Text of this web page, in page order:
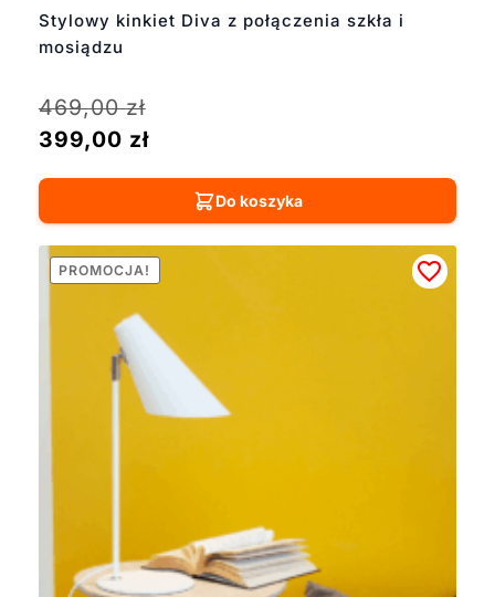
Stylowy kinkiet Diva z połączenia szkła i
mosiądzu
469,00zł
399,00 zł
Do koszyka
PROMOCJA!